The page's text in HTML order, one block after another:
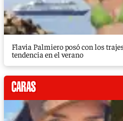
Flavia Palmiero posó con los
tendencia en el verano